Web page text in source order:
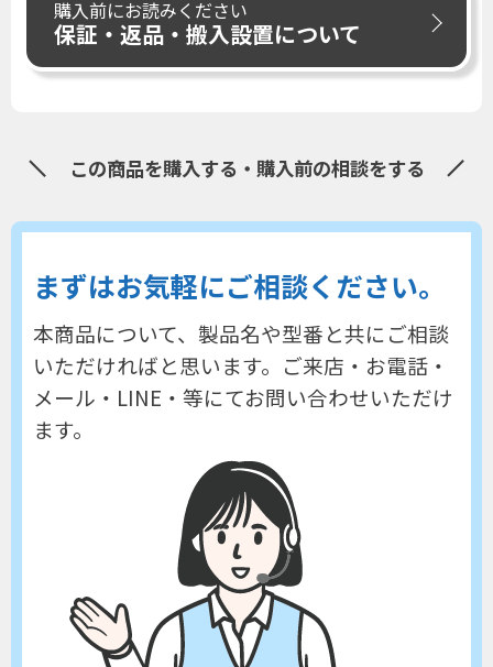
購入前にお読みください
保証・返品・搬入設置について
この商品を購入する・購入前の相談をする
まずはお気軽にご相談ください。
本商品について、製品名や型番と共にご相談
いただければと思います。 ご来店・お電話・
メール・LINE・等にてお問い合わせいただけ
ます。